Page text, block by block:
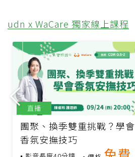
udn x WaCare 獨家線上課程
團聚、換季雙重挑戰？學會
香氛安撫技巧
直播